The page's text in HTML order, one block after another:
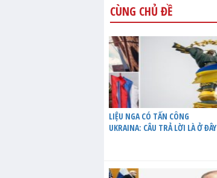
CÙNG CHỦ ĐỀ
LIỆU NGA CÓ TẤN CÔNG
UKRAINA: CÂU TRẢ LỜI LÀ Ở ĐÂY